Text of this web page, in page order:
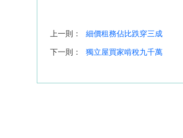
上一則： 細價租務佔比跌穿三成
下一則： 獨立屋買家啃稅九千萬